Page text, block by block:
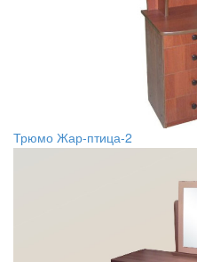
Трюмо Жар-птица-2